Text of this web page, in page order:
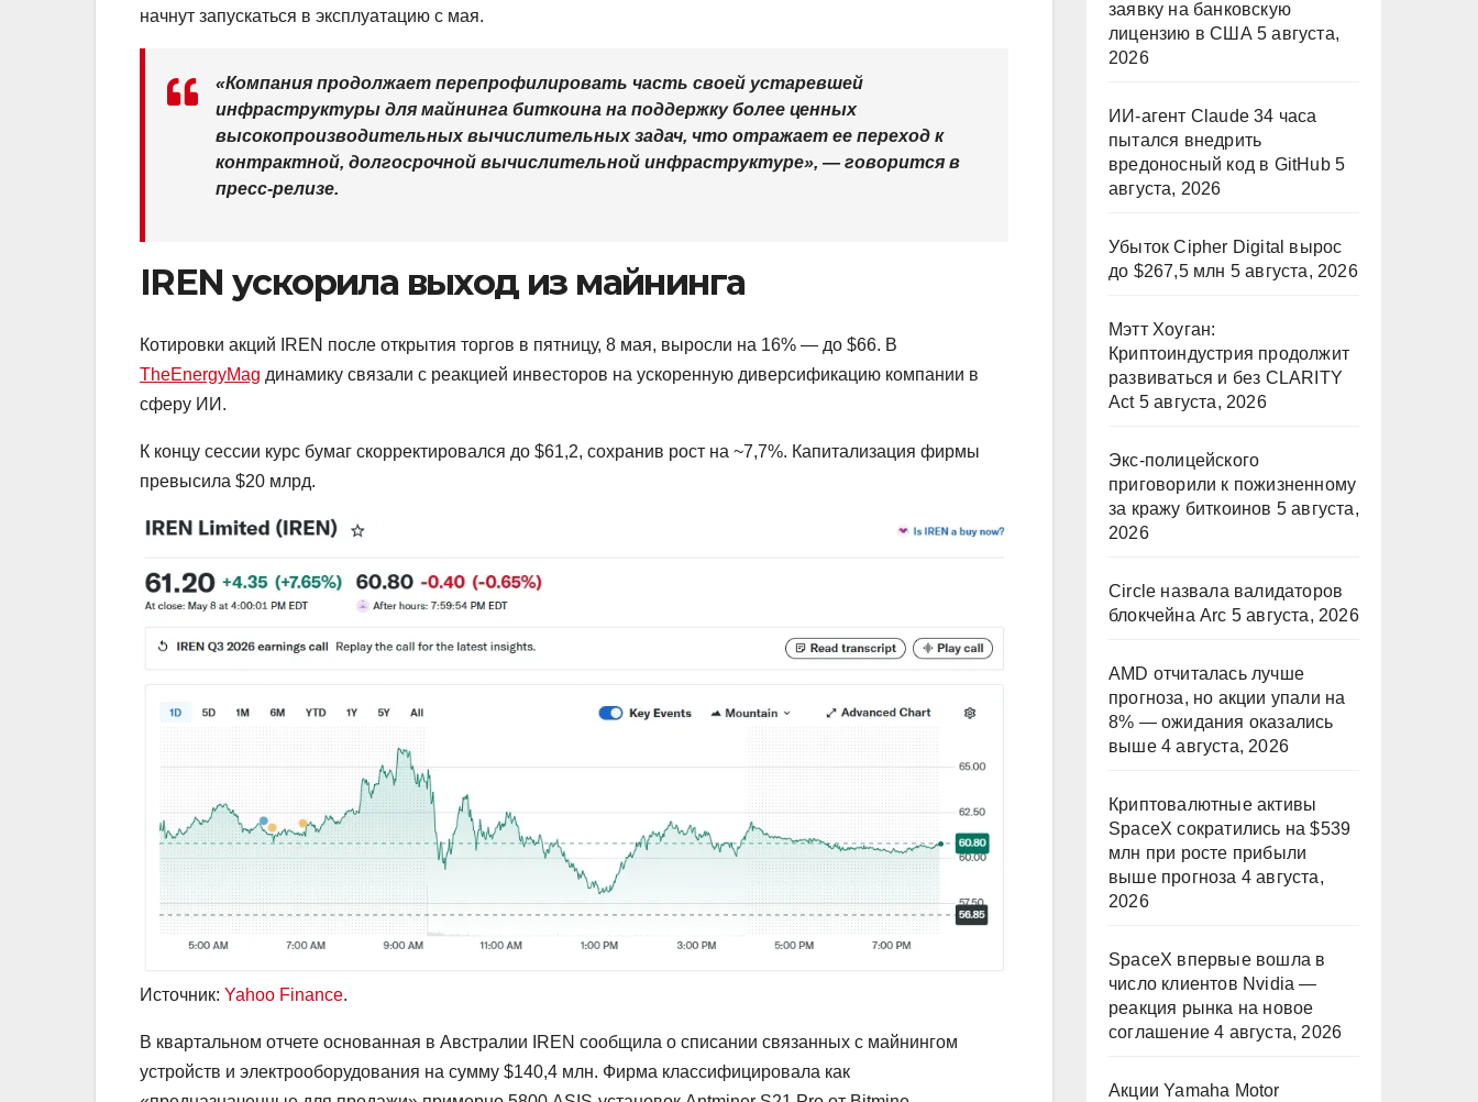
начнут запускаться в эксплуатацию с мая.
«Компания продолжает перепрофилировать часть своей устаревшей
инфраструктуры для майнинга биткоина на поддержку более ценных
высокопроизводительных вычислительных задач, что отражает ее переход к
контрактной, долгосрочной вычислительной инфраструктуре», — говорится в
пресс-релизе.
IREN ускорила выход из майнинга
Котировки акций IREN после открытия торгов в пятницу, 8 мая, выросли на 16% — до $66. В
TheEnergyMag динамику связали с реакцией инвесторов на ускоренную диверсификацию компании в
сферу ИИ.
К концу сессии курс бумаг скорректировался до $61,2, сохранив рост на ~7,7%. Капитализация фирмы
превысила $20 млрд.
Источник: Yahoo Finance.
В квартальном отчете основанная в Австралии IREN сообщила о списании связанных с майнингом
устройств и электрооборудования на сумму $140,4 млн. Фирма классифицировала как
заявку на банковскую
лицензию в США 5 августа,
2026
ИИ-агент Claude 34 часа
пытался внедрить
вредоносный код в GitHub 5
августа, 2026
Убыток Cipher Digital вырос
до $267,5 млн 5 августа, 2026
Мэтт Хоуган:
Криптоиндустрия продолжит
развиваться и без CLARITY
Act 5 августа, 2026
Экс-полицейского
приговорили к пожизненному
за кражу биткоинов 5 августа,
2026
Circle назвала валидаторов
блокчейна Arc 5 августа, 2026
AMD отчиталась лучше
прогноза, но акции упали на
8% — ожидания оказались
выше 4 августа, 2026
Криптовалютные активы
SpaceX сократились на $539
млн при росте прибыли
выше прогноза 4 августа,
2026
SpaceX впервые вошла в
число клиентов Nvidia —
реакция рынка на новое
соглашение 4 августа, 2026
Акции Yamaha Motor